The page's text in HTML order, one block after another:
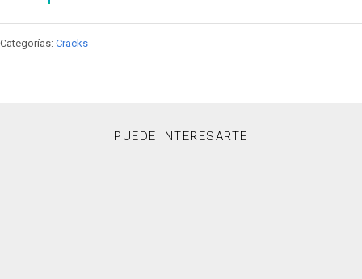
Categorías: Cracks
PUEDE INTERESARTE